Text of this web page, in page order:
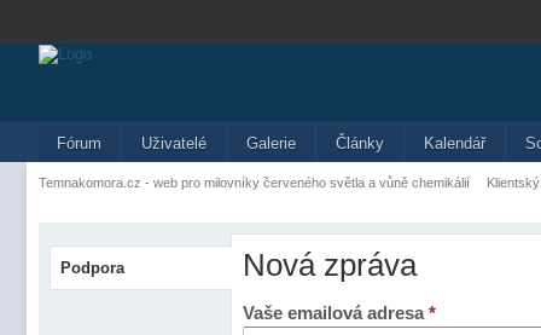
Fórum Uživatelé Galerie Články Kalendář
Temnakomora.cz - web pro milovníky červeného světla a vůně chemikálií
Podpora Nová zpráva
Vaše emailová adresa*